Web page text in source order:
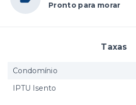
Pronto para morar
Taxas
Condomínio
IPTU Isento